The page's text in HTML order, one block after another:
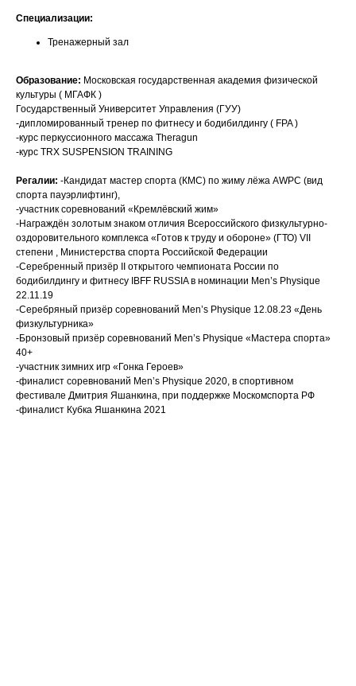
Специализации:
Тренажерный зал
Образование: Московская государственная академия физической
культуры ( МГАФК )
Государственный Университет Управления (ГУУ)
-дипломированный тренер по фитнесу и бодибилдингу ( FPA )
-курс перкуссионного массажа Theragun
-курс TRX SUSPENSION TRAINING
Регалии: -Кандидат мастер спорта (КМС) по жиму лёжа AWPC (вид
спорта пауэрлифтинг),
-участник соревнований «Кремлёвский жим»
-Награждён золотым знаком отличия Всероссийского физкультурно-
оздоровительного комплекса «Готов к труду и обороне» (ГТО) VII
степени , Министерства спорта Российской Федерации
-Серебренный призёр II открытого чемпионата России по
бодибилдингу и фитнесу IBFF RUSSIA в номинации Men’s Physique
22.11.19
-Серебряный призёр соревнований Men’s Physique 12.08.23 «День
физкультурника»
-Бронзовый призёр соревнований Men’s Physique «Мастера спорта»
40+
-участник зимних игр «Гонка Героев»
-финалист соревнований Men’s Physique 2020, в спортивном
фестивале Дмитрия Яшанкина, при поддержке Москомспорта РФ
-финалист Кубка Яшанкина 2021